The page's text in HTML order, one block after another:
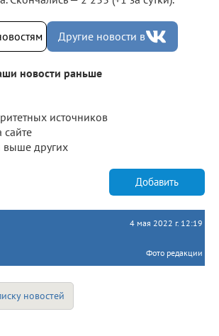
Другие новости в
новости раньше
источников
сайте
выше других
Добавить
4 мая 2022 г. 12:19
Фото редакции
новостей